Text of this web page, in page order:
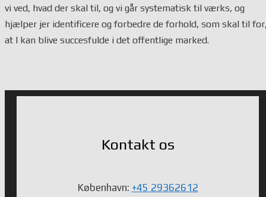
vi ved, hvad der skal til, og vi går systematisk til værks, og
hjælper jer identificere og forbedre de forhold, som skal til
at I kan blive succesfulde i det offentlige marked.
Kontakt os
København: +45 29362612